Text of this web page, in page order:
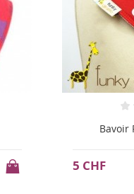
Bavoir FG